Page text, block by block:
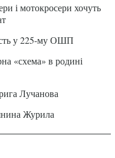
і мотокросери хочуть
у 225-му ОШП
«схема» в родині
Лучанова
Журила